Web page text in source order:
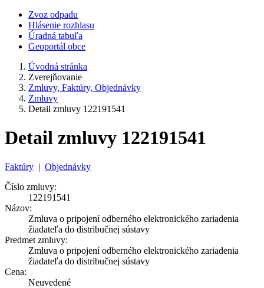
Zvoz odpadu
Hlásenie rozhlasu
Úradná tabuľa
Geoportál obce
Úvodná stránka
Zverejňovanie
Zmluvy, Faktúry, Objednávky
Zmluvy
Detail zmluvy 122191541
Detail zmluvy 122191541
Faktúry | Objednávky
Číslo zmluvy:
122191541
Názov:
Zmluva o pripojení odberného elektronického zariadenia
žiadateľa do distribučnej sústavy
Predmet zmluvy:
Zmluva o pripojení odberného elektronického zariadenia
žiadateľa do distribučnej sústavy
Cena:
Neuvedené